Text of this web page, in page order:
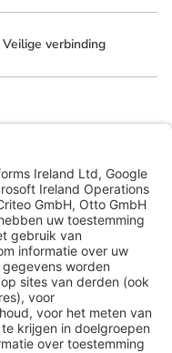
Veilige verbinding